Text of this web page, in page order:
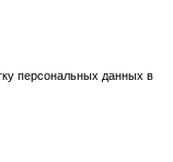
персональных данных в